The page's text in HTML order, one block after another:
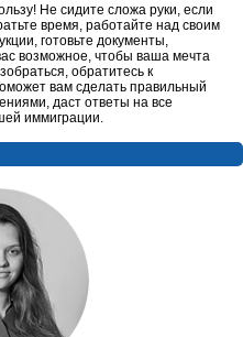
Не сидите сложа руки, если
время, работайте над своим
готовьте документы,
возможное, чтобы ваша мечта
обратитесь к
вам сделать правильный
даст ответы на все
иммиграции.